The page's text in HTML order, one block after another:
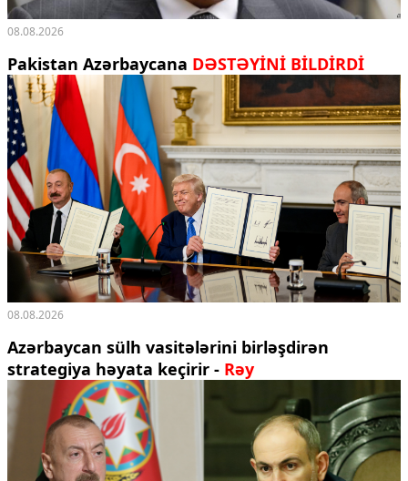
08.08.2026
Pakistan Azərbaycana DƏSTƏYİNİ BİLDİRDİ
08.08.2026
Azərbaycan sülh vasitələrini birləşdirən
strategiya həyata keçirir - Rəy